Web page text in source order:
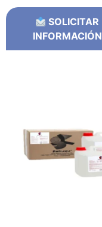
SOLICITAR
INFORMACIÓN